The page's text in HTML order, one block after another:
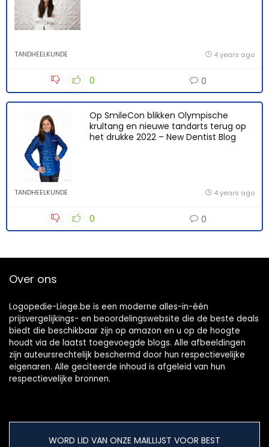
TANDHEELKUNDE 4 years ago
0 0
Op SmileCon blikken Olympische
krultang en nieuwe tandarts terug op
het drukke 2022 – New Dentist Blog
TANDHEELKUNDE 4 years ago
0 0
Over ons
Logopedie-Liege.be is een moderne alles-in-één
prijsvergelijkings- en beoordelingswebsite die de beste deals
biedt die beschikbaar zijn op amazon en u op de hoogte
houdt via de laatst toegevoegde blogs. Alle afbeeldingen
zijn auteursrechtelijk beschermd door hun respectievelijke
eigenaren. Alle geciteerde inhoud is afgeleid van hun
respectievelijke bronnen.
WORD LID VAN ONZE MAILLIJST VOOR BEST